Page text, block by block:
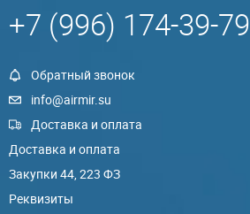
+7 (996) 174-39-79
Обратный звонок
info@airmir.su
Доставка и оплата
Доставка и оплата
Закупки 44, 223 ФЗ
Реквизиты